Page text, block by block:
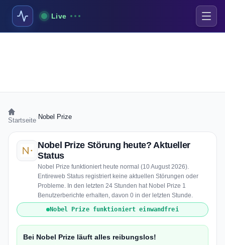
Live
Startseite Nobel Prize
Nobel Prize Störung heute? Aktueller
Status
Nobel Prize funktioniert heute normal (10 August 2026).
Entireweb Status registriert keine aktuellen Störungen oder
Probleme. In den letzten 24 Stunden hat Nobel Prize 1
Benutzerberichte erhalten, davon 0 in der letzten Stunde.
Nobel Prize funktioniert einwandfrei
Bei Nobel Prize läuft alles reibungslos!